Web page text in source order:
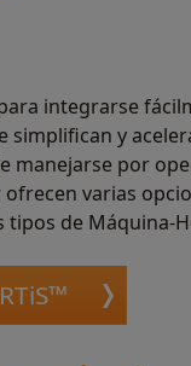
integrarse
y
manejarse por
varias
de Máquina-